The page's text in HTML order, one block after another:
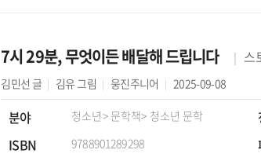
7시 29분, 무엇이든 배달해 드립니다 스
김민선 글 김유그림 웅진주니어 2025-09-08
분야 청소년> 문학책> 청소년 문학
ISBN 9788901289298